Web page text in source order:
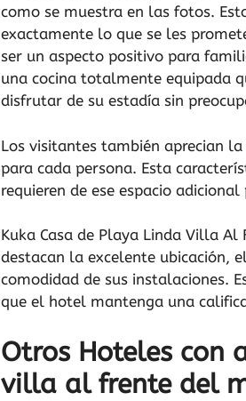
como se muestra en las fotos.
exactamente lo que se les
ser un aspecto positivo para
una cocina totalmente equipada
disfrutar de su estadía sin
Los visitantes también aprecian
para cada persona. Esta
requieren de ese espacio
Kuka Casa de Playa Linda Villa
destacan la excelente ubicación,
comodidad de sus instalaciones.
que el hotel mantenga una
Otros Hoteles con
villa al frente del